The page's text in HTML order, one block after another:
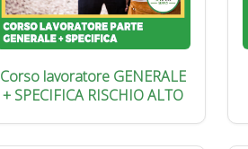
Corso lavoratore GENERALE
+ SPECIFICA RISCHIO ALTO